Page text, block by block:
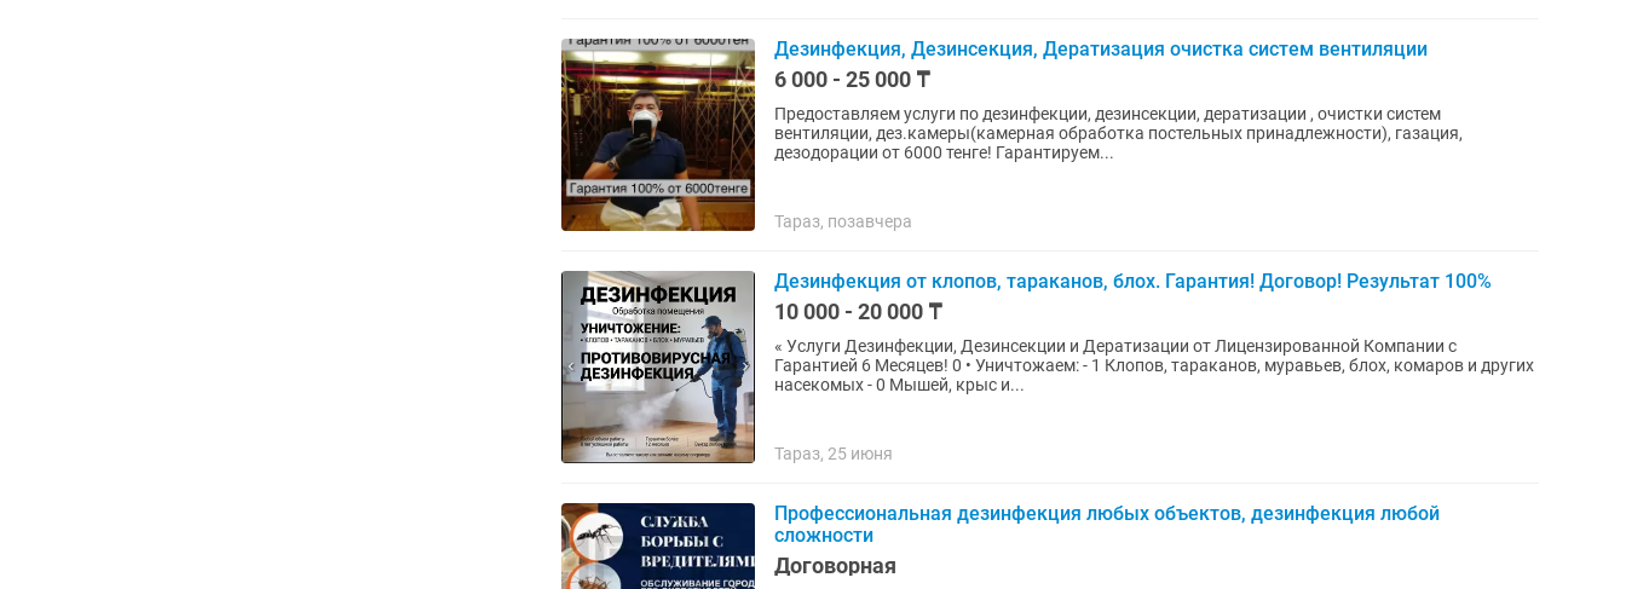
Дезинфекция, Дезинсекция, Дератизация очистка систем вентиляции
6 000 - 25 000 ₸
Предоставляем услуги по дезинфекции, дезинсекции, дератизации , очистки систем
вентиляции, дез.камеры(камерная обработка постельных принадлежности), газация,
дезодорации от 6000 тенге! Гарантируем...
Тараз, позавчера
Дезинфекция от клопов, тараканов, блох. Гарантия! Договор! Результат 100%
10 000 - 20 000 ₸
« Услуги Дезинфекции, Дезинсекции и Дератизации от Лицензированной Компании с
Гарантией 6 Месяцев! 0 • Уничтожаем: - 1 Клопов, тараканов, муравьев, блох, комаров и других
насекомых - 0 Мышей, крыс и...
Тараз, 25 июня
Профессиональная дезинфекция любых объектов, дезинфекция любой
сложности
Договорная